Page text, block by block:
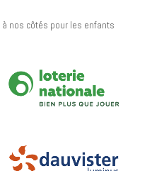
nos côtés pour les enfants